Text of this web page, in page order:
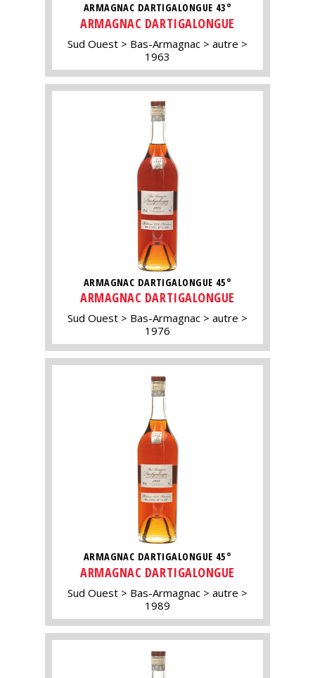
ARMAGNAC DARTIGALONGUE 43°
ARMAGNAC DARTIGALONGUE
Sud Ouest Bas-Armagnac
autre
1963
ARMAGNAC DARTIGALONGUE 45°
ARMAGNAC DARTIGALONGUE
Sud Ouest Bas-Armagnac
autre
1976
ARMAGNAC DARTIGALONGUE 45°
ARMAGNAC DARTIGALONGUE
Sud Ouest Bas-Armagnac
autre
1989